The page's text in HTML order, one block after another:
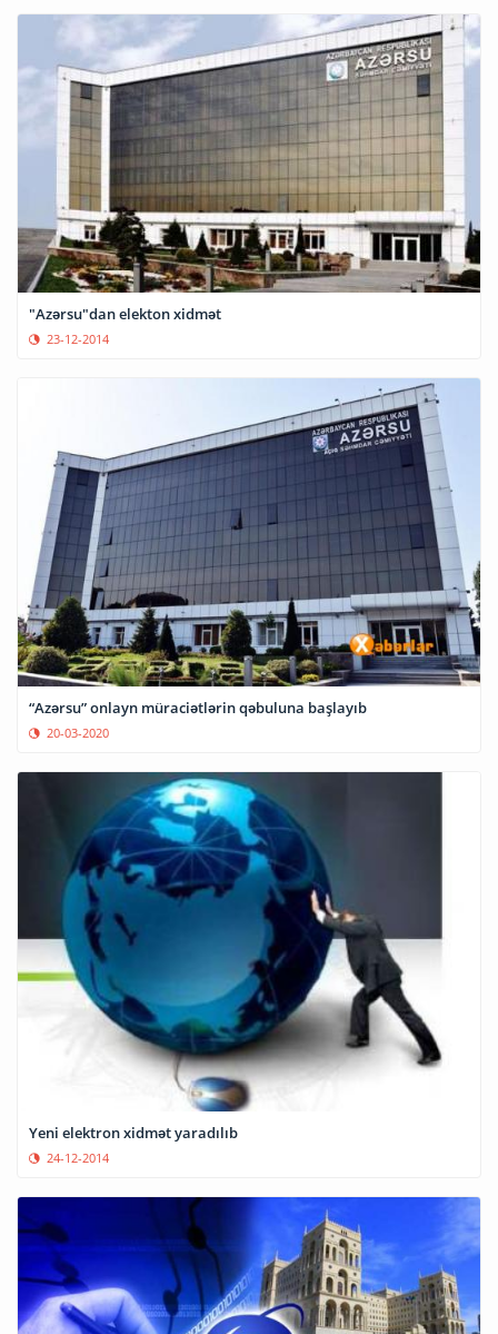
"Azərsu"dan elekton xidmət
23-12-2014
“Azərsu” onlayn müraciətlərin qəbuluna başlayıb
20-03-2020
Yeni elektron xidmət yaradılıb
24-12-2014